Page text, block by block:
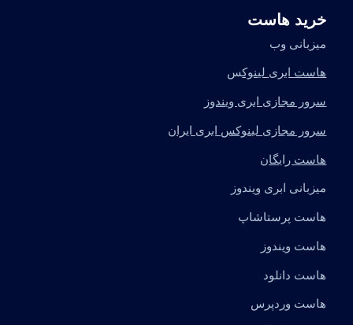
خرید هاست
میزبانی وب
هاست ابری لینوکس
سرور مجازی ابری ویندوز
سرور مجازی لینوکس ابری ایران
هاست رایگان
میزبانی ابری ویندوز
هاست پرستاشاپ
هاست ویندوز
هاست دانلود
هاست وردپرس